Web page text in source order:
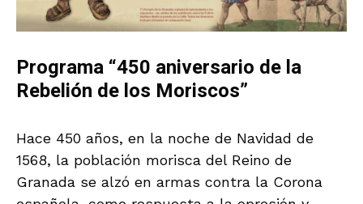
Programa “450 aniversario de la
Rebelión de los Moriscos”
Hace 450 años, en la noche de Navidad de
1568, la población morisca del Reino de
Granada se alzó en armas contra la Corona